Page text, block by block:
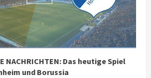
NACHRICHTEN: Das heutige Spiel
und Borussia